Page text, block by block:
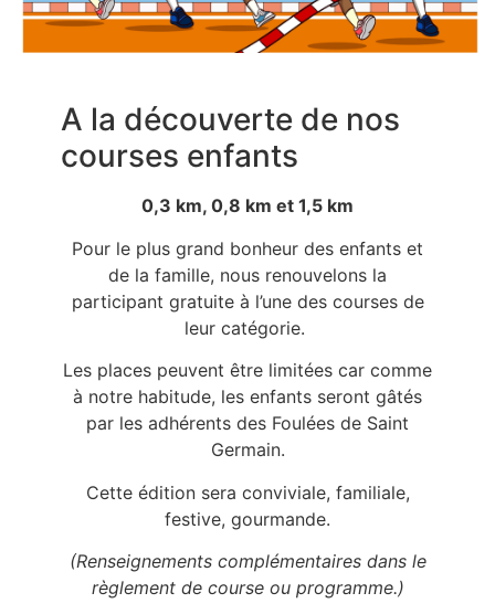
A la découverte de nos
courses enfants
0,3 km, 0,8 km et 1,5 km
Pour le plus grand bonheur des enfants et
de la famille, nous renouvelons la
participant gratuite à l’une des courses de
leur catégorie.
Les places peuvent être limitées car comme
à notre habitude, les enfants seront gâtés
par les adhérents des Foulées de Saint
Germain.
Cette édition sera conviviale, familiale,
festive, gourmande.
(Renseignements complémentaires dans le
règlement de course ou programme.)